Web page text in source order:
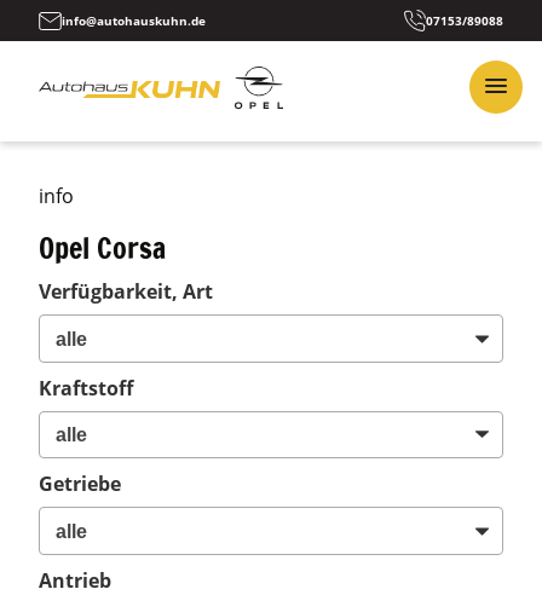
info@autohauskuhn.de 07153/89088
info
Opel Corsa
Verfügbarkeit, Art
Kraftstoff
Getriebe
Antrieb